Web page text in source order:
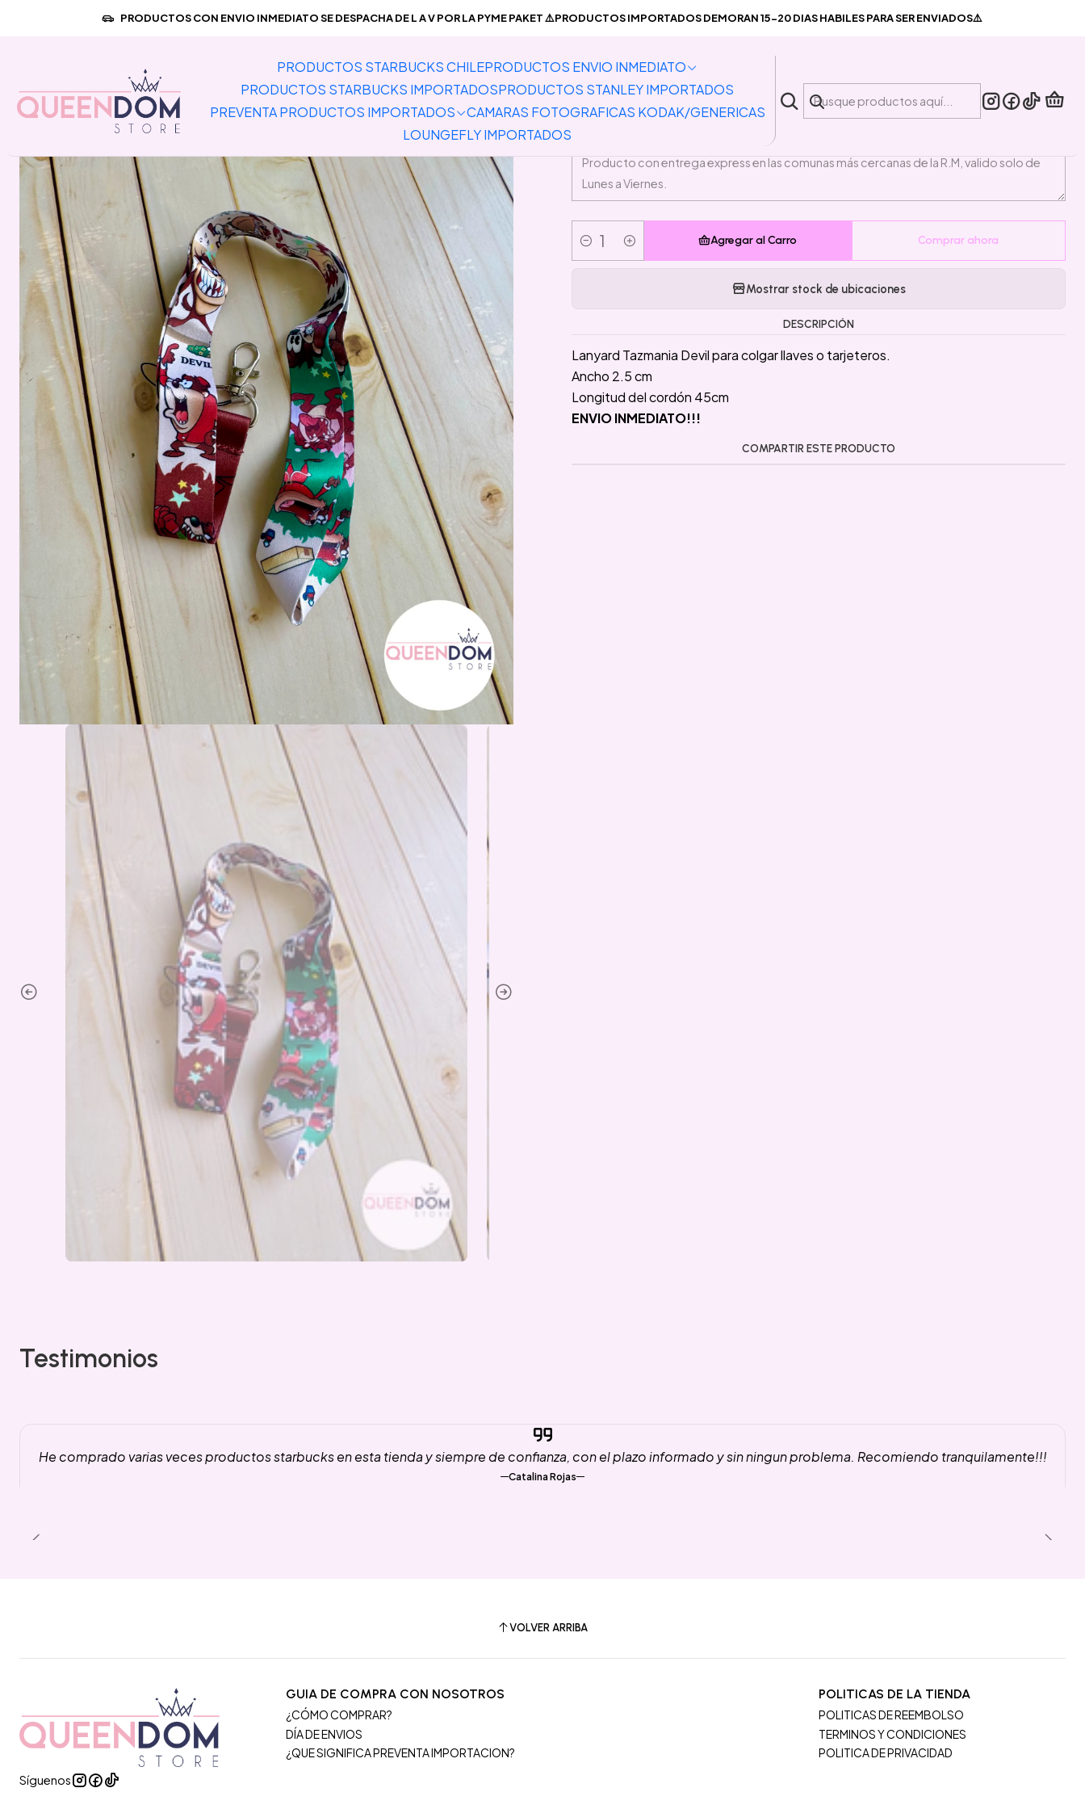
PRODUCTOS STARBUCKS CHILEPRODUCTOS ENVIO INMEDIATO
PRODUCTOS STARBUCKS IMPORTADOSPRODUCTOS STANLEY IMPORTADOS
PREVENTA PRODUCTOS IMPORTADOS
CAMARAS FOTOGRAFICAS KODAK/GENERICAS
LOUNGEFLY IMPORTADOS
PRODUCTOS CON ENVIO INMEDIATO SE DESPACHA DE L A V POR LA PYME PAKET ⚠️PRODUCTOS IMPORTADOS DEMORAN 15-20 DIAS HABILES PARA SER ENVIADOS⚠️
Inicio PRODUCTOS ENVIO INMEDIATO Lanyards Disponibles Lanyard Tazmania Devil
Lanyard Tazmania Devil
PLAZO DE ENTREGA🚛
Cantidad
Agregar al Carro Comprar ahora
Mostrar stock de ubicaciones
DESCRIPCIÓN
Lanyard Tazmania Devil para colgar llaves o tarjeteros.
Ancho 2.5 cm
Longitud del cordón 45cm
ENVIO INMEDIATO!!!
COMPARTIR ESTE PRODUCTO
Testimonios
He comprado varias veces productos starbucks en esta tienda y siempre de confianza, con el plazo informado y sin ningun problema. Recomiendo tranquilamente!!!
Catalina Rojas
VOLVER ARRIBA
Síguenos
GUIA DE COMPRA CON NOSOTROS
¿CÓMO COMPRAR?
DÍA DE ENVIOS
¿QUE SIGNIFICA PREVENTA IMPORTACION?
POLITICAS DE LA TIENDA
POLITICAS DE REEMBOLSO
TERMINOS Y CONDICIONES
POLITICA DE PRIVACIDAD